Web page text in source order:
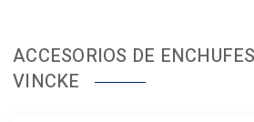
ACCESORIOS DE
VINCKE